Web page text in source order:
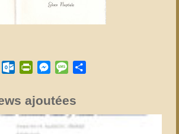
GmailOutlook.com
PrintFriendly
Messenger
Message
ajoutées